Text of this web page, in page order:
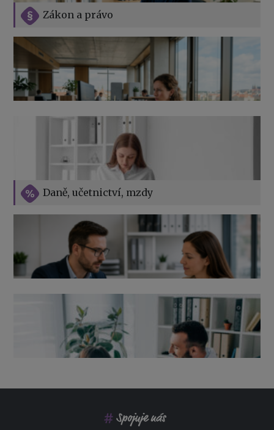
Daně, učetnictví, mzdy
Zákon a právo
Vše o překážkách v práci na straně zaměstnavatele
Výpověď ze zdravotních důvodů 2026 – průvodce pro
zaměstnavatele
Jak na podnikání při rodičovské dovolené
Přehledy pro OSSZ a zdravotní pojišťovny – jak na ně
v roce 2026